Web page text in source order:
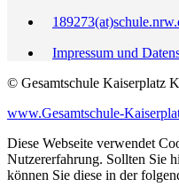
Impressum und
© Gesamtschule Kaiserplatz
www.Gesamtschule-
Diese Webseite verwendet
Nutzererfahrung. Sollten Sie
können Sie diese in der